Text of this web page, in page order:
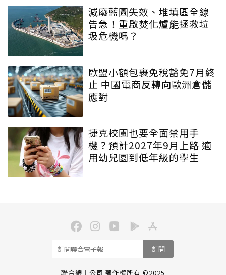
減廢藍圖失效、堆填區全線
告急！重啟焚化爐能拯救垃
圾危機嗎？
歐盟小額包裹免稅豁免7月終
止 中國電商反轉向歐洲倉儲
應對
捷克校園也要全面禁用手
機？預計2027年9月上路 適
用幼兒園到低年級的學生
訂閱
聯合線上公司 著作權所有 ©2025